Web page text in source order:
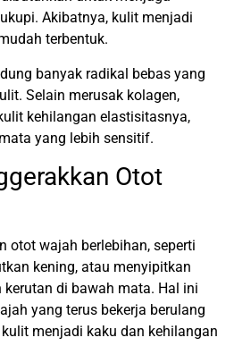
Akibatnya, kulit menjadi
terbentuk.
banyak radikal bebas yang
Selain merusak kolagen,
kehilangan elastisitasnya,
yang lebih sensitif.
Otot
otot wajah berlebihan, seperti
kening, atau menyipitkan
di bawah mata. Hal ini
yang terus bekerja berulang
menjadi kaku dan kehilangan